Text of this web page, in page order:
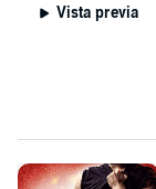
Vista previa